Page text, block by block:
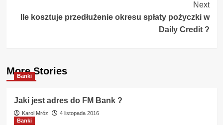
Next
Ile kosztuje przedłużenie okresu spłaty pożyczki w
Daily Credit ?
More Stories
Banki
Jaki jest adres do FM Bank ?
Karol Mróz
4 listopada 2016
Banki